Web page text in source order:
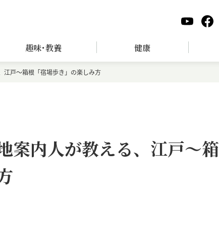
趣味･教養 健康
江戸～箱根「宿場歩き」の楽しみ方
案内人が教える、江戸～箱